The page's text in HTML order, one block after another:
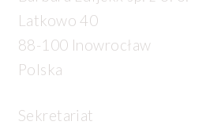
Latkowo 40
88-100 Inowrocław
Polska
Sekretariat